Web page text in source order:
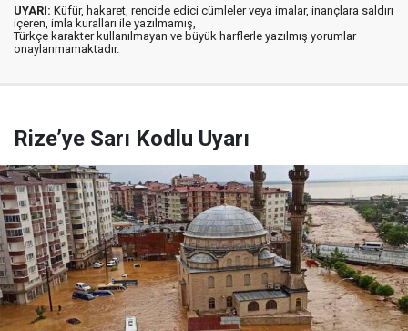
UYARI: Küfür, hakaret, rencide edici cümleler veya imalar, inançlara saldırı
içeren, imla kuralları ile yazılmamış,
Türkçe karakter kullanılmayan ve büyük harflerle yazılmış yorumlar
onaylanmamaktadır.
Rize’ye Sarı Kodlu Uyarı